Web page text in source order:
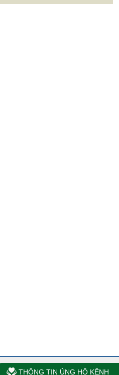
THÔNG TIN ỦNG HỘ KÊNH